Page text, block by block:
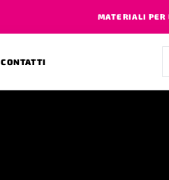
MATERIALI PER
CONTATTI